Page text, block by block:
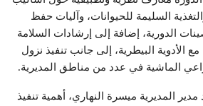
السليمة للحيوانات، وآليات حفظ
الدورية، إضافة إلى إرشادات السلامة
الأدوية البيطرية، إلى جانب تنفيذ نزول
الماشية في عدد من مناطق المديرية.
مدير المديرية ميسرة النهاري، أهمية تنفيذ